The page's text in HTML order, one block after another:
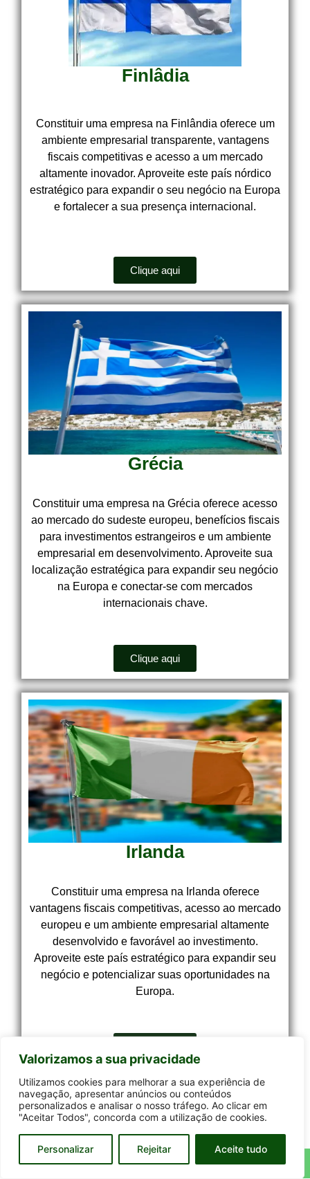
Valorizamos a sua privacidade
Utilizamos cookies para melhorar a sua experiência de
navegação, apresentar anúncios ou conteúdos
personalizados e analisar o nosso tráfego. Ao clicar em
"Aceitar Todos", concorda com a utilização de cookies.
Personalizar Rejeitar Aceite tudo
Finlâdia
Constituir uma empresa na Finlândia oferece um
ambiente empresarial transparente, vantagens
fiscais competitivas e acesso a um mercado
altamente inovador. Aproveite este país nórdico
estratégico para expandir o seu negócio na Europa
e fortalecer a sua presença internacional.
Clique aqui
Grécia
Constituir uma empresa na Grécia oferece acesso
ao mercado do sudeste europeu, benefícios fiscais
para investimentos estrangeiros e um ambiente
empresarial em desenvolvimento. Aproveite sua
localização estratégica para expandir seu negócio
na Europa e conectar-se com mercados
internacionais chave.
Clique aqui
Irlanda
Constituir uma empresa na Irlanda oferece
vantagens fiscais competitivas, acesso ao mercado
europeu e um ambiente empresarial altamente
desenvolvido e favorável ao investimento.
Aproveite este país estratégico para expandir seu
negócio e potencializar suas oportunidades na
Europa.